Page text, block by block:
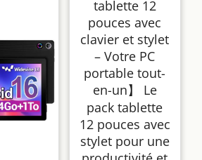
tablette 12
pouces avec
clavier et stylet
– Votre PC
portable tout-
en-un】 Le
pack tablette
12 pouces avec
stylet pour une